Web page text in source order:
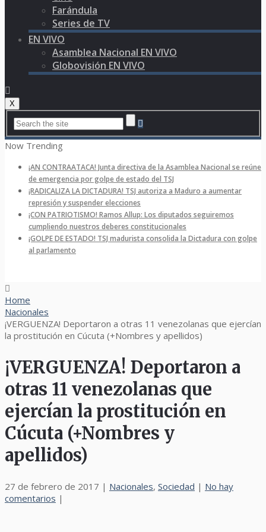
Farándula
Series de TV
EN VIVO
Asamblea Nacional EN VIVO
Globovisión EN VIVO
X
Now Trending
¡AN CONTRAATACA! Junta directiva de la Asamblea Nacional se reúne
de emergencia por golpe de estado del TSJ
¡RADICALIZA LA DICTADURA! TSJ autoriza a Maduro a aumentar
represión y suspender elecciones
¡CON PATRIOTISMO! Ramos Allup: Los diputados seguiremos
cumpliendo nuestros deberes constitucionales
¡GOLPE DE ESTADO! TSJ madurista consolida la Dictadura con golpe
al parlamento
Home
Nacionales
¡VERGUENZA! Deportaron a otras 11 venezolanas que ejercían
la prostitución en Cúcuta (+Nombres y apellidos)
¡VERGUENZA! Deportaron a
otras 11 venezolanas que
ejercían la prostitución en
Cúcuta (+Nombres y
apellidos)
27 de febrero de 2017 | Nacionales, Sociedad | No hay
comentarios |